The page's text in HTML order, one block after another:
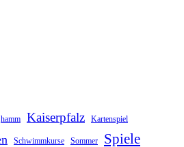
hamm Kaiserpfalz Kartenspiel
Schwimmkurse Sommer Spiele